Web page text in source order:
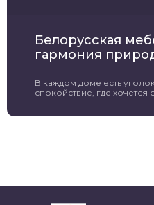
Белорусская
гармония
В каждом доме есть
спокойствие, где хочется